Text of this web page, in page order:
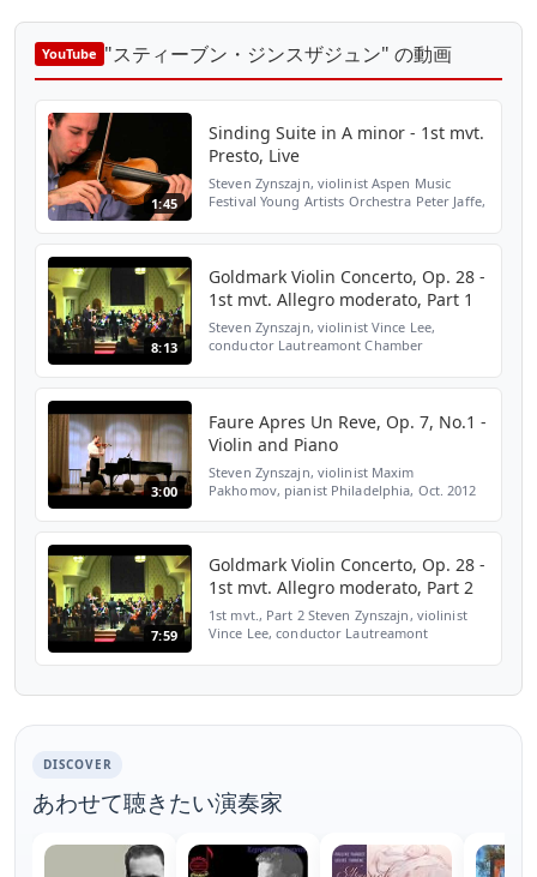
YouTube "スティーブン・ジンスザジュン" の動画
1:45
Sinding Suite in A minor - 1st mvt.
Presto, Live
Steven Zynszajn, violinist Aspen Music
Festival Young Artists Orchestra Peter Jaffe,
8:13
Goldmark Violin Concerto, Op. 28 -
1st mvt. Allegro moderato, Part 1
Steven Zynszajn, violinist Vince Lee,
conductor Lautreamont Chamber
3:00
Faure Apres Un Reve, Op. 7, No.1 -
Violin and Piano
Steven Zynszajn, violinist Maxim
Pakhomov, pianist Philadelphia, Oct. 2012
7:59
Goldmark Violin Concerto, Op. 28 -
1st mvt. Allegro moderato, Part 2
1st mvt., Part 2 Steven Zynszajn, violinist
Vince Lee, conductor Lautreamont
DISCOVER
あわせて聴きたい演奏家